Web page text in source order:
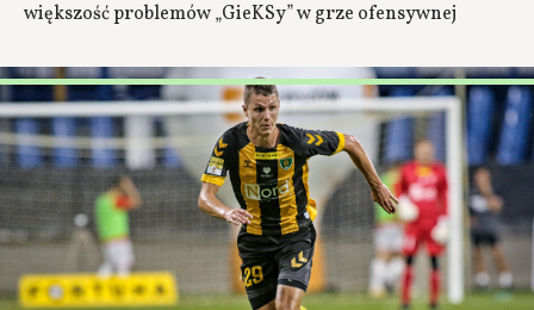
większość problemów „GieKSy” w grze ofensywnej